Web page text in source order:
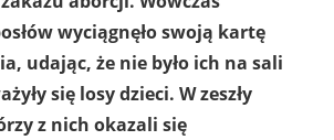
wyciągnęło swoją kartę
udając, że nie było ich na sali
się losy dzieci. W zeszły
z nich okazali się